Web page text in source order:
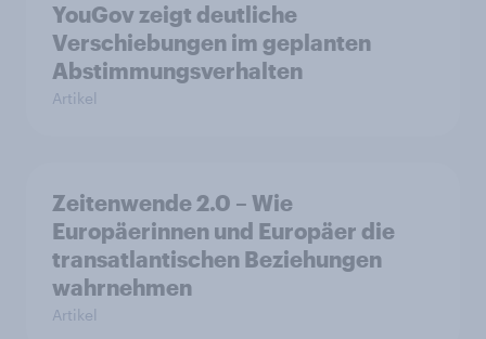
YouGov zeigt deutliche
Verschiebungen im geplanten
Abstimmungsverhalten
Artikel
Zeitenwende 2.0 – Wie
Europäerinnen und Europäer die
transatlantischen Beziehungen
wahrnehmen
Artikel